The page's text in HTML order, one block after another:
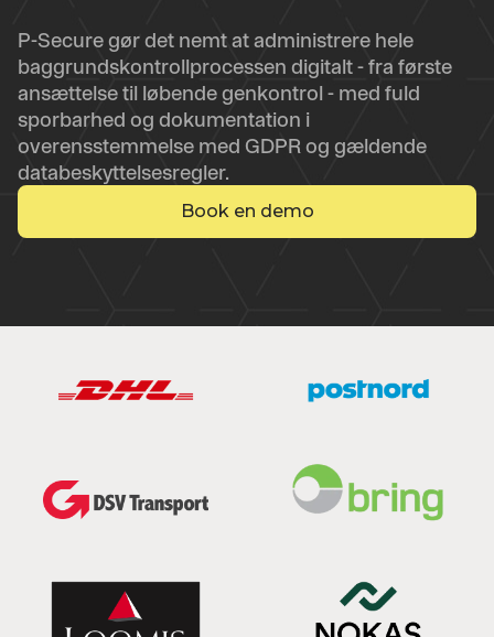
P-Secure gør det nemt at administrere hele
baggrundskontrollprocessen digitalt - fra første
ansættelse til løbende genkontrol - med fuld
sporbarhed og dokumentation i
overensstemmelse med GDPR og gældende
databeskyttelsesregler.
Book en demo